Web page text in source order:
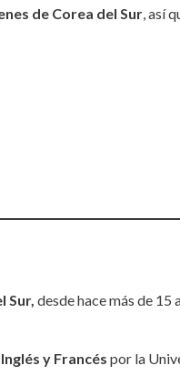
de Corea del Sur, así
Sur, desde hace más de 15
y Francés por la